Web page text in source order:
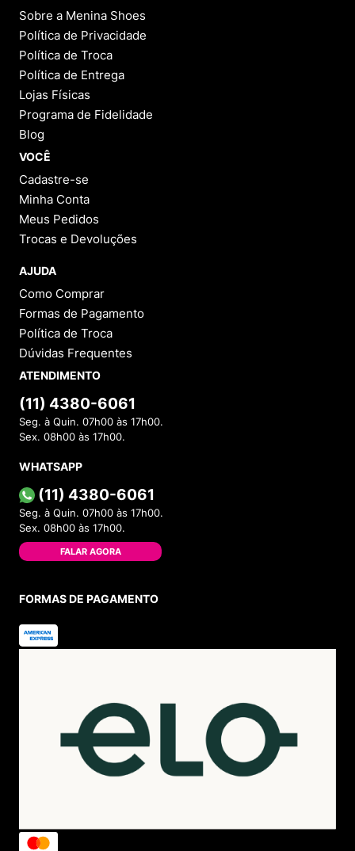
Sobre a Menina Shoes
Política de Privacidade
Política de Troca
Política de Entrega
Lojas Físicas
Programa de Fidelidade
Blog
VOCÊ
Cadastre-se
Minha Conta
Meus Pedidos
Trocas e Devoluções
AJUDA
Como Comprar
Formas de Pagamento
Política de Troca
Dúvidas Frequentes
ATENDIMENTO
(11) 4380-6061
Seg. à Quin. 07h00 às 17h00.
Sex. 08h00 às 17h00.
WHATSAPP
(11) 4380-6061
Seg. à Quin. 07h00 às 17h00.
Sex. 08h00 às 17h00.
FALAR AGORA
FORMAS DE PAGAMENTO